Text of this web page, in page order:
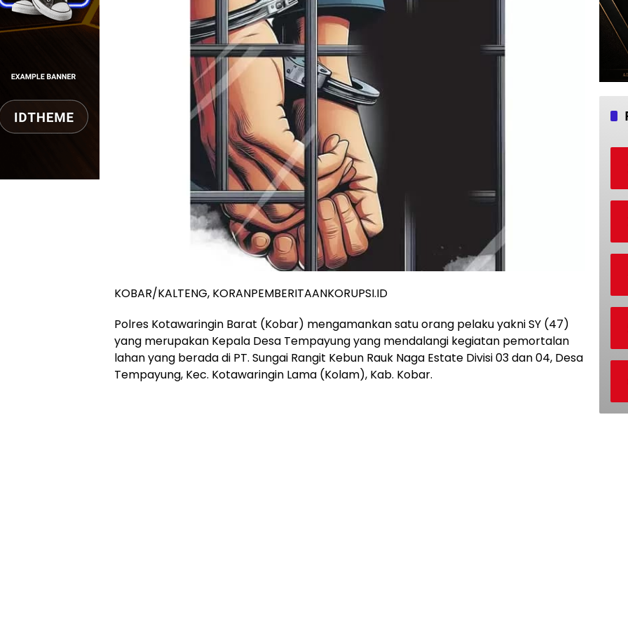
KOBAR/KALTENG, KORANPEMBERITAANKORUPSI.ID
Polres Kotawaringin Barat (Kobar) mengamankan satu orang pelaku yakni SY (47)
yang merupakan Kepala Desa Tempayung yang mendalangi kegiatan pemortalan
lahan yang berada di PT. Sungai Rangit Kebun Rauk Naga Estate Divisi 03 dan 04, Desa
Tempayung, Kec. Kotawaringin Lama (Kolam), Kab. Kobar.